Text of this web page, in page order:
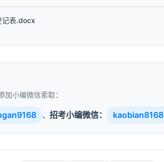
记表.docx
小编微信索取：
、 招考小编微信： kaobian8168